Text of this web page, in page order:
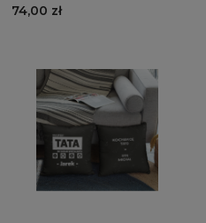
Ojca DT03 | motor
74,00 zł